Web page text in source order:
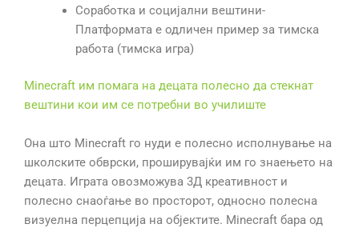
Соработка и социјални вештини-
Платформата е одличен пример за тимска
работа (тимска игра)
Minecraft им помага на децата полесно да стекнат
вештини кои им се потребни во училиште
Она што Minecraft го нуди е полесно исполнување на
школските обврски, проширувајќи им го знаењето на
децата. Играта овозможува 3Д креативност и
полесно снаоѓање во просторот, односно полесна
визуелна перцепција на објектите. Minecraft бара од